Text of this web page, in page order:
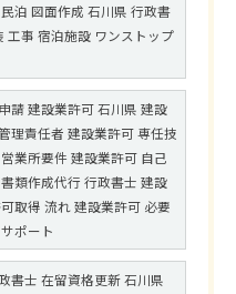
泊 図面作成 石川県 行政書
工事 宿泊施設 ワンストップ
請 建設業許可 石川県 建設
理責任者 建設業許可 専任技
業所要件 建設業許可 自己
類作成代行 行政書士 建設
取得 流れ 建設業許可 必要
ポート
書士 在留資格更新 石川県